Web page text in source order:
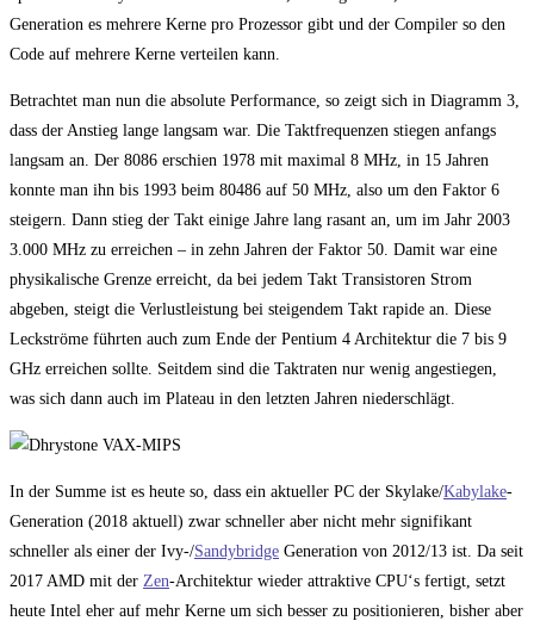
Generation es mehrere Kerne pro Prozessor gibt und der Compiler so den
Code auf mehrere Kerne verteilen kann.
Betrachtet man nun die absolute Performance, so zeigt sich in Diagramm 3,
dass der Anstieg lange langsam war. Die Taktfrequenzen stiegen anfangs
langsam an. Der 8086 erschien 1978 mit maximal 8 MHz, in 15 Jahren
konnte man ihn bis 1993 beim 80486 auf 50 MHz, also um den Faktor 6
steigern. Dann stieg der Takt einige Jahre lang rasant an, um im Jahr 2003
3.000 MHz zu erreichen – in zehn Jahren der Faktor 50. Damit war eine
physikalische Grenze erreicht, da bei jedem Takt Transistoren Strom
abgeben, steigt die Verlustleistung bei steigendem Takt rapide an. Diese
Leckströme führten auch zum Ende der Pentium 4 Architektur die 7 bis 9
GHz erreichen sollte. Seitdem sind die Taktraten nur wenig angestiegen,
was sich dann auch im Plateau in den letzten Jahren niederschlägt.
In der Summe ist es heute so, dass ein aktueller PC der Skylake/Kabylake-
Generation (2018 aktuell) zwar schneller aber nicht mehr signifikant
schneller als einer der Ivy-/Sandybridge Generation von 2012/13 ist. Da seit
2017 AMD mit der Zen-Architektur wieder attraktive CPU‘s fertigt, setzt
heute Intel eher auf mehr Kerne um sich besser zu positionieren, bisher aber